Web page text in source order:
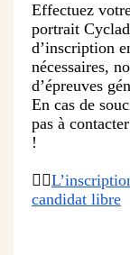
Effectuez
portrait
d’inscription
nécessaires,
d’épreuves
En cas de
pas à
!
👉🏻
candidat libre